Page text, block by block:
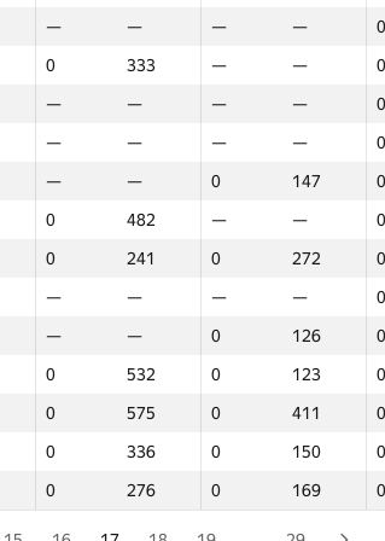
— — — — 0
0 333 — — 0
— — — — 0
— — — — 0
— — 0 147 0
0 482 — — 0
0 241 0 272 0
— — — — 0
— — 0 126 0
0 532 0 123 0
0 575 0 411 0
0 336 0 150 0
0 276 0 169 0
0 575 — — 0
— — 0 355 0
0 336 0 411 0
— — 0 411 0
0 226 — — 0
0 268 0 165 0
— — — — 0
— — 0 47 0
— — — — 0
— — — — 0
— — — — 0
— — — — 0
0 355 0 129 0
— — —